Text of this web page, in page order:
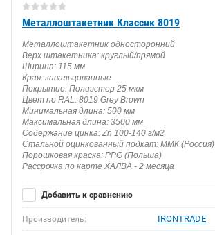
Металлоштакетник Классик 8019
Металлоштакетник односторонний
Верх штакетника: круглый/прямой
Ширина: 115 мм
Края: завальцованные
Покрытие: Полиэстер 25 мкм
Цвет по RAL: 8019 Grey Brown
Минимальная длина: 500 мм
Максимальная длина: 3500 мм
Содержание цинка: Zn 100-140 г/м2
Стальной оцинкованный подкат: ММК (Россия)
Порошковая краска: PPG (Польша)
Рассрочка по карте ХАЛВА - 2 месяца
Добавить к сравнению
Производитель: IRONTRADE